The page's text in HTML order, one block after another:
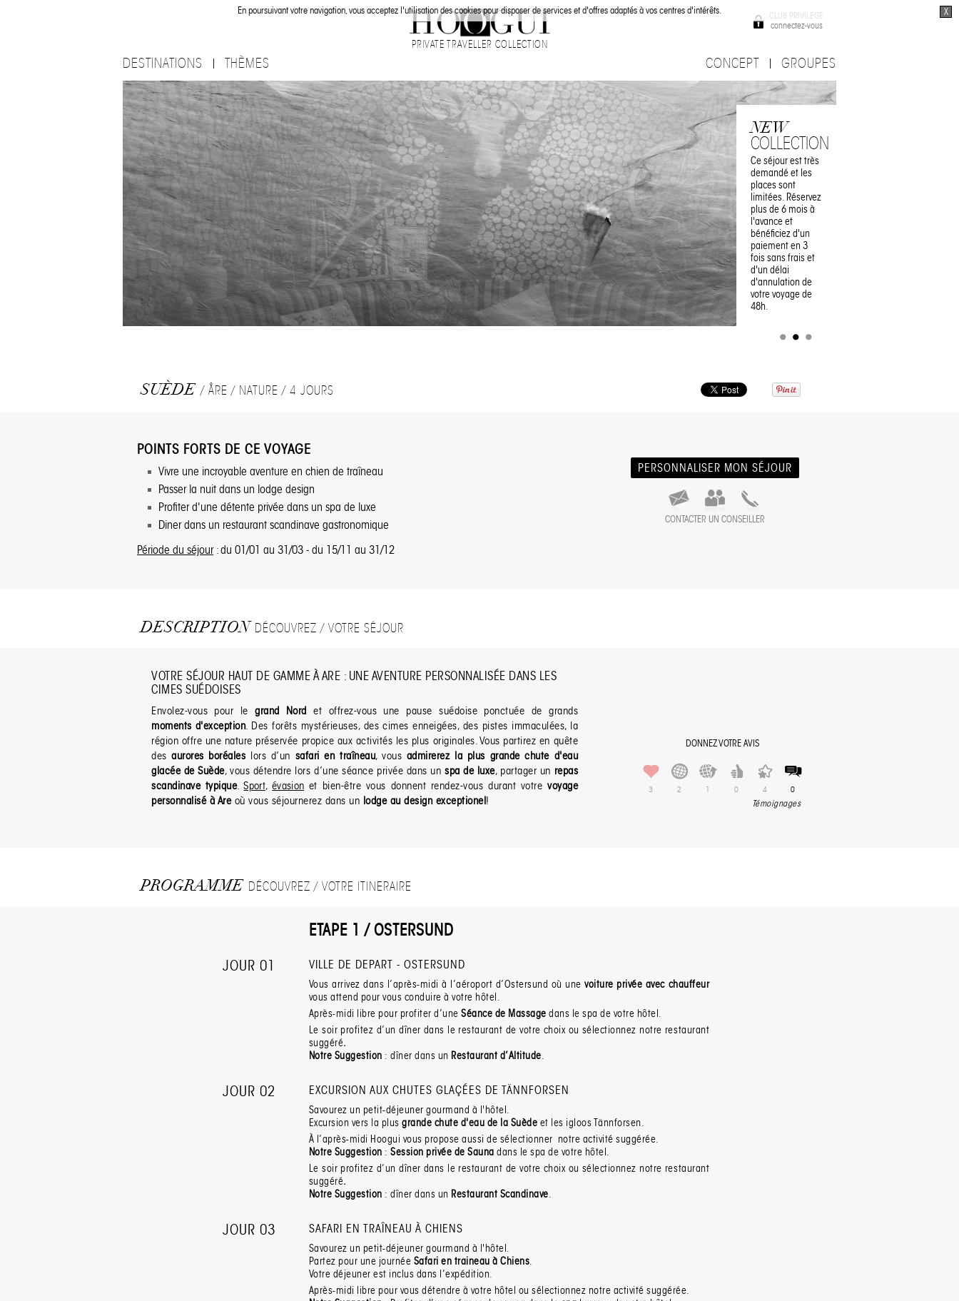
En poursuivant votre navigation, vous acceptez l'utilisation des cookies pour disposer de services et d'offres adaptés à vos centres d'intérêts. X
PRIVATE TRAVELLER COLLECTION
CLUB PRIVILEGE
connectez-vous
DESTINATIONS THÈMES CONCEPT GROUPES
NEW
COLLECTION
Ce séjour est très
demandé et les
places sont
limitées. Réservez
plus de 6 mois à
l'avance et
bénéficiez d'un
paiement en 3
fois sans frais et
d'un délai
d'annulation de
votre voyage de
48h.
SUÈDE / ÅRE / NATURE / 4 JOURS
POINTS FORTS DE CE VOYAGE
Vivre une incroyable aventure en chien de traîneau
Passer la nuit dans un lodge design
Profiter d'une détente privée dans un spa de luxe
Diner dans un restaurant scandinave gastronomique
Période du séjour: du 01/01 au 31/03 - du 15/11 au 31/12
PERSONNALISER MON SÉJOUR
CONTACTER UN CONSEILLER
DESCRIPTION DÉCOUVREZ / VOTRE SÉJOUR
VOTRE SÉJOUR HAUT DE GAMME À ARE : UNE AVENTURE PERSONNALISÉE DANS LES
CIMES SUÉDOISES
Envolez-vous pour le grand Nordet offrez-vous une pause suédoise ponctuée de grands
moments d'exception. Des forêts mystérieuses, des cimes enneigées, des pistes immaculées, la
région offre une nature préservée propice aux activités les plus originales. Vous partirez en quête
desaurores boréales lors d’un safari en traîneau, vous admirerez la plus grande chute d'eau
glacée de Suède, vous détendre lors d’une séance privée dans unspa de luxe, partager un repas
scandinave typique.Sport,évasion et bien-être vous donnent rendez-vous durant votrevoyage
personnalisé à Areoù vous séjournerez dans un lodge au design exceptionel!
DONNEZ VOTRE AVIS
3 2 1 0 4 0
Témoignages
PROGRAMME DÉCOUVREZ / VOTRE ITINERAIRE
ETAPE 1 / OSTERSUND
JOUR 01 VILLE DE DEPART - OSTERSUND
Vous arrivez dans l’après-midi à l’aéroport d’Ostersund où unevoiture privée avec chauffeur
vous attend pour vous conduire à votre hôtel.
Après-midi libre pour profiter d’uneSéance de Massage dans le spa de votre hôtel.
Le soir profitez d’un dîner dans le restaurant de votre choix ou sélectionnez notre restaurant
suggéré.
Notre Suggestion : dîner dans un Restaurant d’Altitude.
JOUR 02 EXCURSION AUX CHUTES GLAÇÉES DE TÄNNFORSEN
Savourez un petit-déjeuner gourmand à l'hôtel.
Excursion vers la plusgrande chute d'eau de la Suède et les igloos Tännforsen.
À l’après-midi Hoogui vous propose aussi de sélectionner notre activité suggérée.
Notre Suggestion :Session privée de Sauna dans le spa de votre hôtel.
Le soir profitez d’un dîner dans le restaurant de votre choix ou sélectionnez notre restaurant
suggéré.
Notre Suggestion : dîner dans un Restaurant Scandinave.
JOUR 03 SAFARI EN TRAÎNEAU À CHIENS
Savourez un petit-déjeuner gourmand à l'hôtel.
Partez pour une journée Safari en traineau à Chiens.
Votre déjeuner est inclus dans l’expédition.
Après-midi libre pour vous détendre à votre hôtel ou sélectionnez notre activité suggérée.